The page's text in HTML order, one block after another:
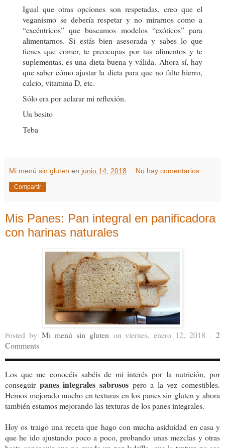
Igual que otras opciones son respetadas, creo que el
veganismo se debería respetar y no mirarnos como a
“excéntricos” que buscamos modelos “exóticos” para
alimentarnos. Si estás bien asesorada y sabes lo que
tienes que comer, te preocupas por tus alimentos y te
suplementas, es una dieta buena y válida. Ahora sí, hay
que saber cómo ajustar la dieta para que no falte hierro,
calcio, vitamina D, etc.
Sólo era por aclarar mi reflexión.
Un besito
Teba
Mi menú sin gluten en junio 14, 2018 No hay comentarios:
Compartir
Mis Panes: Pan integral en panificadora
con harinas naturales
Posted by Mi menú sin glutenon viernes, enero 12, 2018 ·2
Comments
Los que me conocéis sabéis de mi interés por la nutrición, por
conseguir panes integrales sabrosospero a la vez comestibles.
Hemos mejorado mucho en texturas en los panes sin gluten y ahora
también estamos mejorando las texturas de los panes integrales.
Hoy os traigo una receta que hago con mucha asiduidad en casa y
que he ido ajustando poco a poco, probando unas mezclas y otras